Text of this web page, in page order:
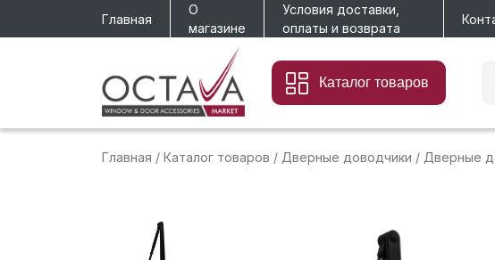
Главная
О
магазине
Условия доставки,
оплаты и возврата
Каталог товаров
Главная / Каталог товаров / Дверные доводчики / Дверные